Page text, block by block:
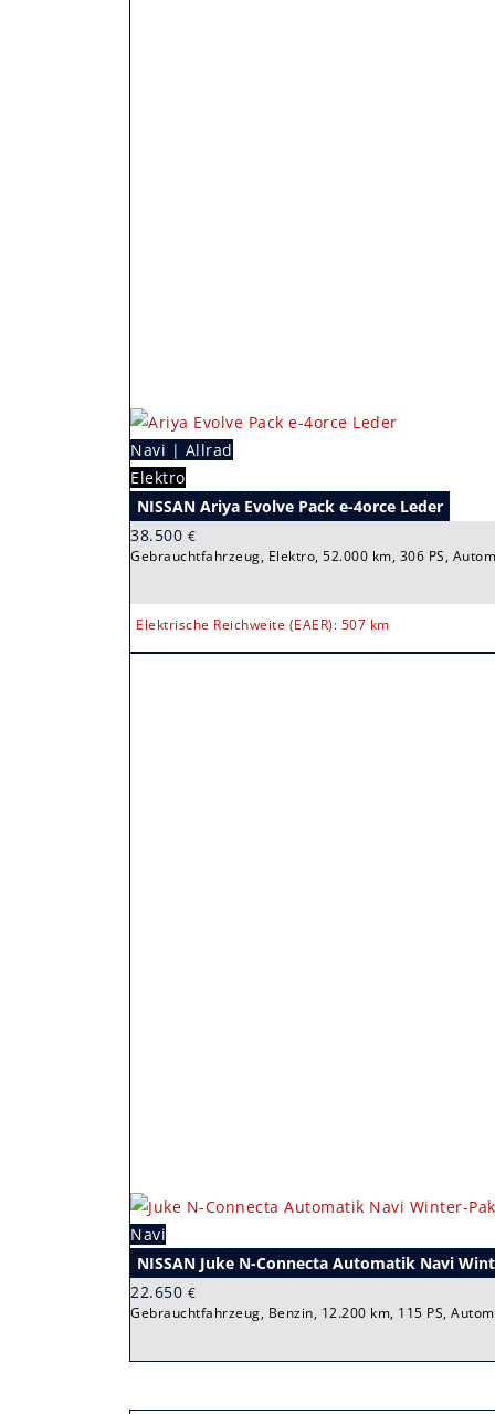
Navi | Allrad
Elektro
NISSAN Ariya Evolve Pack e-4orce Leder
38.500 €
Gebrauchtfahrzeug, Elektro, 52.000 km, 306 PS,
Elektrische Reichweite (EAER): 507 km
Navi
NISSAN Juke N-Connecta Automatik Navi
22.650 €
Gebrauchtfahrzeug, Benzin, 12.200 km, 115 PS,